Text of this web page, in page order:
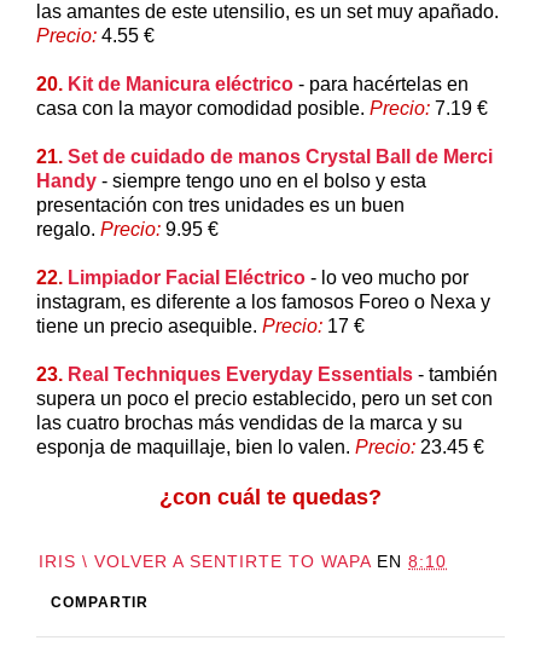
las amantes de este utensilio, es un set muy apañado.
Precio: 4.55 €
20. Kit de Manicura eléctrico - para hacértelas en
casa con la mayor comodidad posible. Precio: 7.19 €
21. Set de cuidado de manos Crystal Ball de Merci
Handy - siempre tengo uno en el bolso y esta
presentación con tres unidades es un buen
regalo. Precio: 9.95 €
22. Limpiador Facial Eléctrico - lo veo mucho por
instagram, es diferente a los famosos Foreo o Nexa y
tiene un precio asequible. Precio: 17 €
23. Real Techniques Everyday Essentials - también
supera un poco el precio establecido, pero un set con
las cuatro brochas más vendidas de la marca y su
esponja de maquillaje, bien lo valen. Precio: 23.45 €
¿con cuál te quedas?
IRIS \ VOLVER A SENTIRTE TO WAPA EN 8:10
COMPARTIR